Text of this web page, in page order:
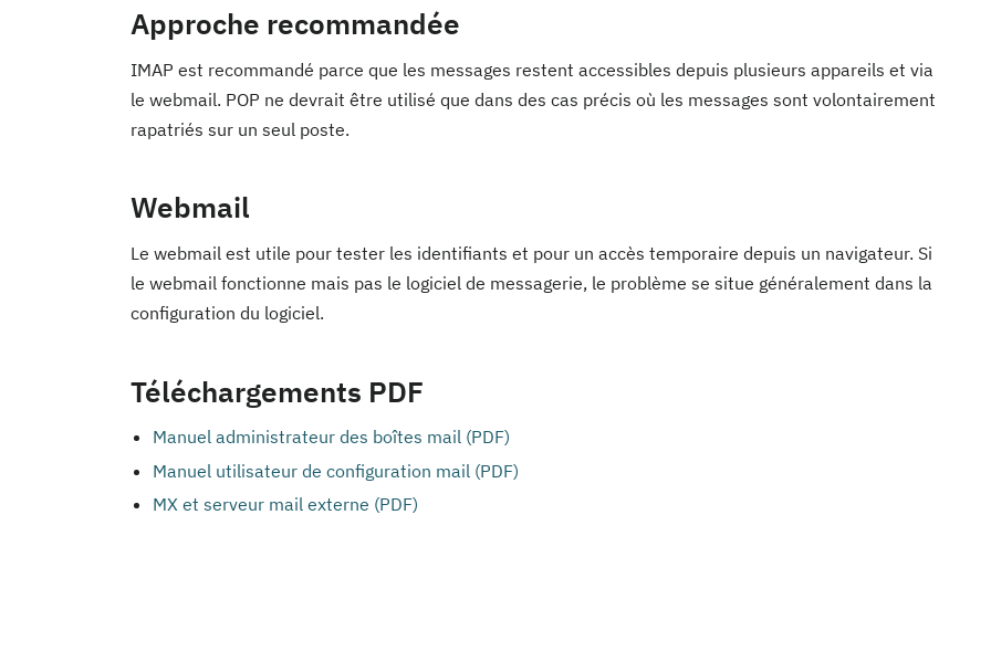
Approche recommandée
IMAP est recommandé parce que les messages restent accessibles depuis plusieurs appareils et via
le webmail. POP ne devrait être utilisé que dans des cas précis où les messages sont volontairement
rapatriés sur un seul poste.
Webmail
Le webmail est utile pour tester les identifiants et pour un accès temporaire depuis un navigateur. Si
le webmail fonctionne mais pas le logiciel de messagerie, le problème se situe généralement dans la
configuration du logiciel.
Téléchargements PDF
Manuel administrateur des boîtes mail (PDF)
Manuel utilisateur de configuration mail (PDF)
MX et serveur mail externe (PDF)